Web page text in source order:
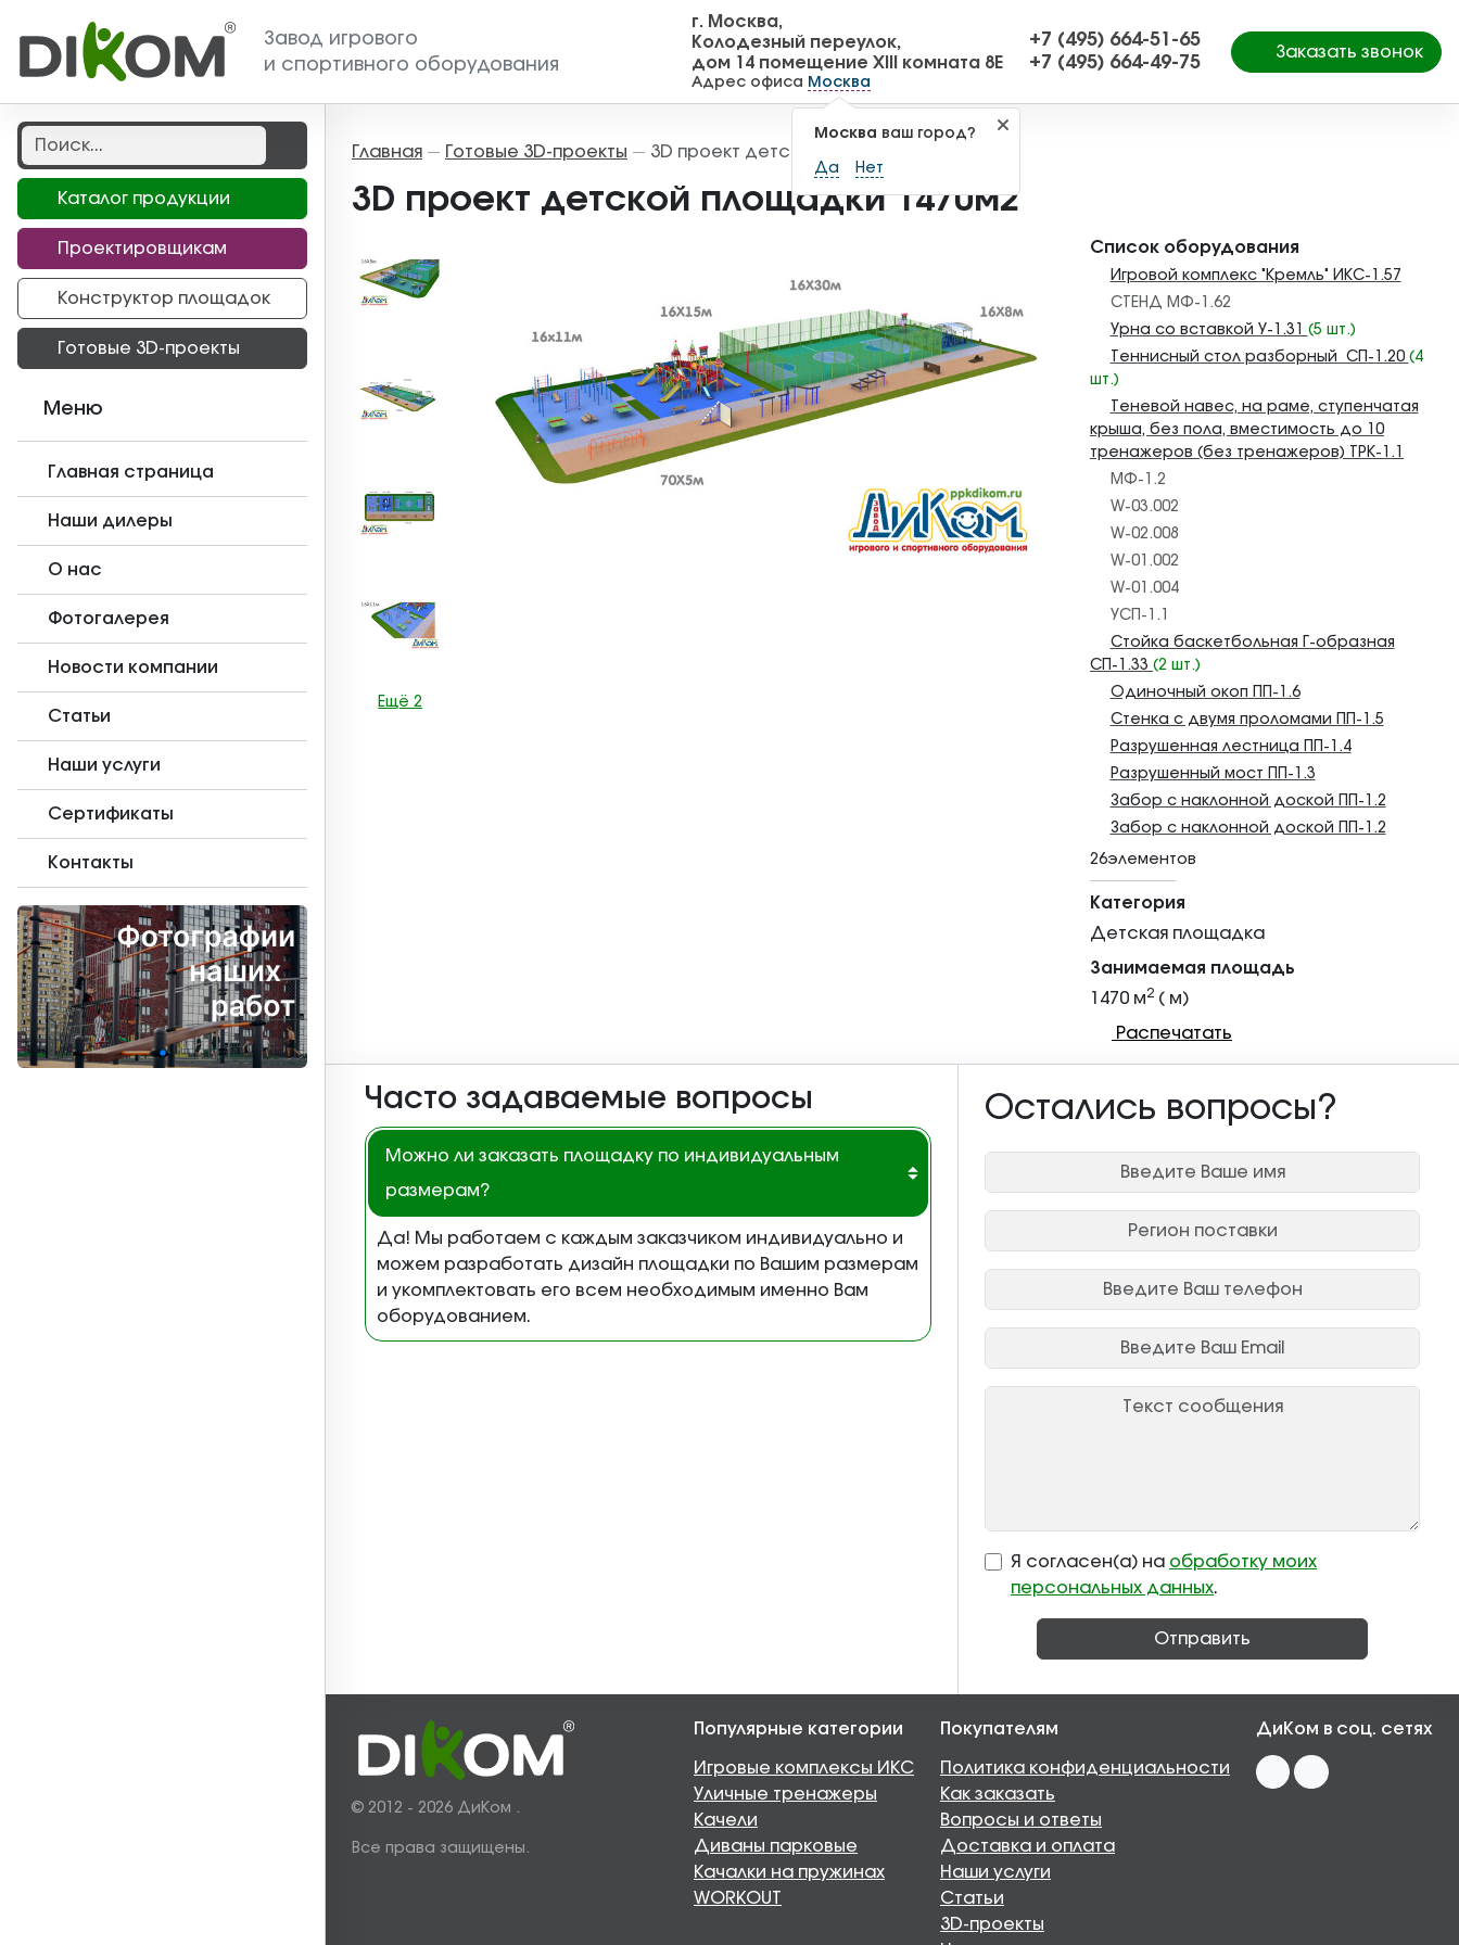
Завод игрового
и спортивного оборудования
г. Москва,
Колодезный переулок,
дом 14 помещение XIII комната 8Е
Адрес офиса Москва
Москва ваш город?
Да Нет
+7 (495) 664-51-65
+7 (495) 664-49-75
Заказать звонок
Каталог продукции
Проектировщикам
Конструктор площадок
Готовые 3D-проекты
Меню
Главная страница
Наши дилеры
О нас
Фотогалерея
Новости компании
Статьи
Наши услуги
Сертификаты
Контакты
Главная — Готовые 3D-проекты — 3D проект детской площадки 1470м2
3D проект детской площадки 1470м2
Ещё 2
Список оборудования
Игровой комплекс "Кремль" ИКС-1.57
СТЕНД МФ-1.62
Урна со вставкой У-1.31 (5 шт.)
Теннисный стол разборный СП-1.20 (4
шт.)
Теневой навес, на раме, ступенчатая
крыша, без пола, вместимость до 10
тренажеров (без тренажеров) ТРК-1.1
МФ-1.2
W-03.002
W-02.008
W-01.002
W-01.004
УСП-1.1
Стойка баскетбольная Г-образная
СП-1.33 (2 шт.)
Одиночный окоп ПП-1.6
Стенка с двумя проломами ПП-1.5
Разрушенная лестница ПП-1.4
Разрушенный мост ПП-1.3
Забор с наклонной доской ПП-1.2
Забор с наклонной доской ПП-1.2
26элементов
Категория
Детская площадка
Занимаемая площадь
1470 м2 ( м)
Распечатать
Часто задаваемые вопросы
Можно ли заказать площадку по индивидуальным
размерам?
Да! Мы работаем с каждым заказчиком индивидуально и
можем разработать дизайн площадки по Вашим размерам
и укомплектовать его всем необходимым именно Вам
оборудованием.
Остались вопросы?
Я согласен(а) на обработку моих
персональных данных.
Отправить
© 2012 - 2026 ДиКом .
Все права защищены.
Популярные категории
Игровые комплексы ИКС
Уличные тренажеры
Качели
Диваны парковые
Качалки на пружинах
WORKOUT
Покупателям
Политика конфиденциальности
Как заказать
Вопросы и ответы
Доставка и оплата
Наши услуги
Статьи
3D-проекты
ДиКом в соц. сетях